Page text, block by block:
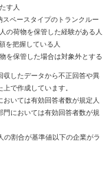
す人
ペースタイプのトランクルー
の荷物を保管した経験がある人
を把握している人
を保管した場合は対象外とする
したデータから不正回答や異
で作成しています。
いては有効回答者数が規定人
においては有効回答者数が規
割合が基準値以下の企業がラ